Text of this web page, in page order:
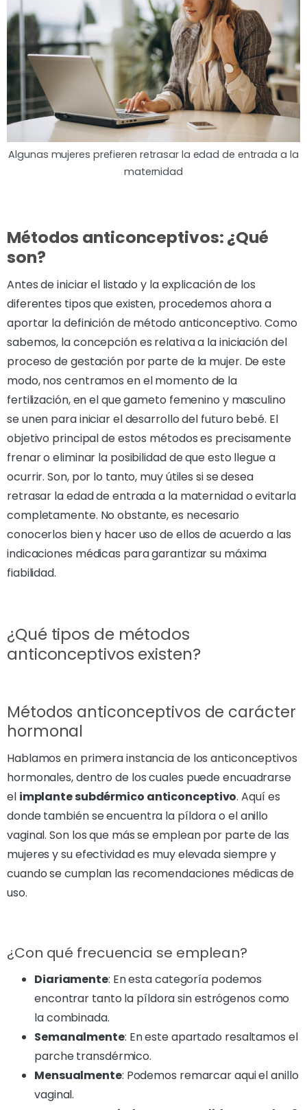
Algunas mujeres prefieren retrasar la edad de entrada a la
maternidad
Métodos anticonceptivos: ¿Qué
son?
Antes de iniciar el listado y la explicación de los
diferentes tipos que existen, procedemos ahora a
aportar la definición de método anticonceptivo. Como
sabemos, la concepción es relativa a la iniciación del
proceso de gestación por parte de la mujer. De este
modo, nos centramos en el momento de la
fertilización, en el que gameto femenino y masculino
se unen para iniciar el desarrollo del futuro bebé. El
objetivo principal de estos métodos es precisamente
frenar o eliminar la posibilidad de que esto llegue a
ocurrir. Son, por lo tanto, muy útiles si se desea
retrasar la edad de entrada a la maternidad o evitarla
completamente. No obstante, es necesario
conocerlos bien y hacer uso de ellos de acuerdo a las
indicaciones médicas para garantizar su máxima
fiabilidad.
¿Qué tipos de métodos
anticonceptivos existen?
Métodos anticonceptivos de carácter
hormonal
Hablamos en primera instancia de los anticonceptivos
hormonales, dentro de los cuales puede encuadrarse
el implante subdérmico anticonceptivo. Aquí es
donde también se encuentra la píldora o el anillo
vaginal. Son los que más se emplean por parte de las
mujeres y su efectividad es muy elevada siempre y
cuando se cumplan las recomendaciones médicas de
uso.
¿Con qué frecuencia se emplean?
Diariamente: En esta categoría podemos
encontrar tanto la píldora sin estrógenos como
la combinada.
Semanalmente: En este apartado resaltamos el
parche transdérmico.
Mensualmente: Podemos remarcar aqui el anillo
vaginal.